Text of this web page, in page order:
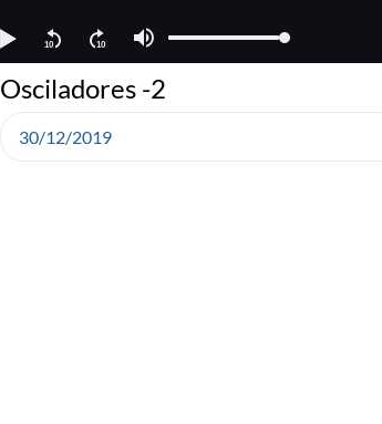
Osciladores -2
30/12/2019